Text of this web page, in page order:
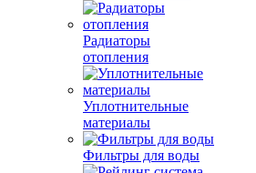
Радиаторы
отопления
Уплотнительные
материалы
Фильтры для воды